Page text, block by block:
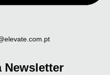
Newsletter